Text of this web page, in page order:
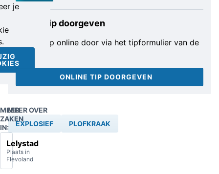
je
Online tip doorgeven
Geef je tip online door via het tipformulier van de
ONLINE TIP DOORGEVEN
MEER
ZAKEN
IN:
Lelystad
Plaats in
Flevoland
MEER OVER
EXPLOSIEF
PLOFKRAAK